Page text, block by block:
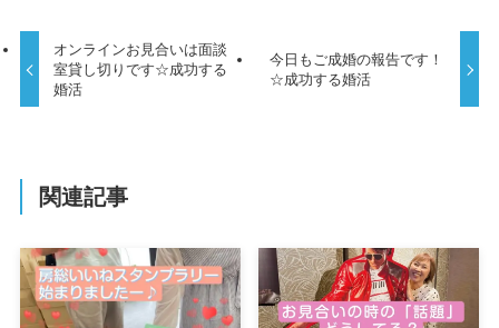
オンラインお見合いは面談
室貸し切りです☆成功する
婚活
今日もご成婚の報告です！
☆成功する婚活
関連記事